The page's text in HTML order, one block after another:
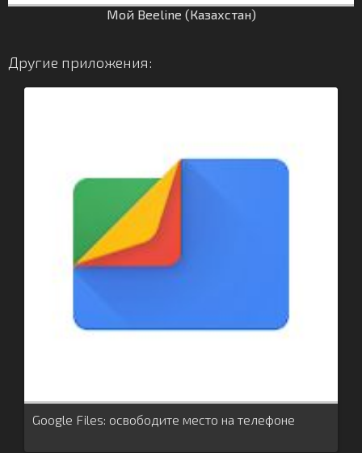
Мой Beeline (Казахстан)
Другие приложения:
Google Files: освободите место на телефоне